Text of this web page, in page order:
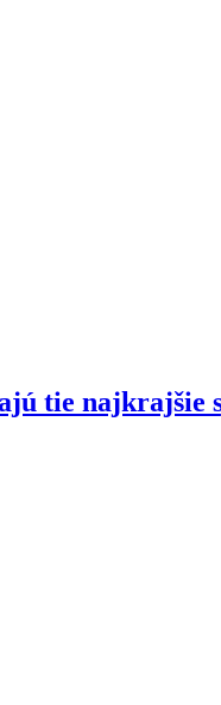
tie najkrajšie